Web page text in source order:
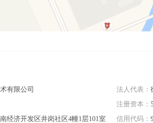
有限公司
经济开发区井岗社区4幢1层101室
法人代表：
注册资本：
信用代码：